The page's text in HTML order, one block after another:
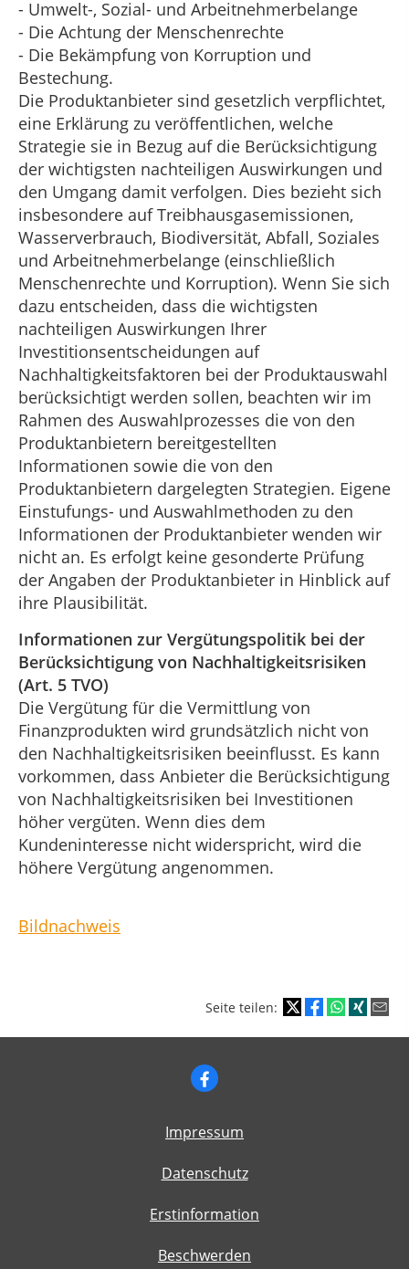
- Umwelt-, Sozial- und Arbeitnehmerbelange
- Die Achtung der Menschenrechte
- Die Bekämpfung von Korruption und
Bestechung.
Die Produktanbieter sind gesetzlich verpflichtet,
eine Erklärung zu veröffentlichen, welche
Strategie sie in Bezug auf die Berücksichtigung
der wichtigsten nachteiligen Auswirkungen und
den Umgang damit verfolgen. Dies bezieht sich
insbesondere auf Treibhausgasemissionen,
Wasserverbrauch, Biodiversität, Abfall, Soziales
und Arbeitnehmerbelange (einschließlich
Menschenrechte und Korruption). Wenn Sie sich
dazu entscheiden, dass die wichtigsten
nachteiligen Auswirkungen Ihrer
Investitionsentscheidungen auf
Nachhaltigkeitsfaktoren bei der Produktauswahl
berücksichtigt werden sollen, beachten wir im
Rahmen des Auswahlprozesses die von den
Produktanbietern bereitgestellten
Informationen sowie die von den
Produktanbietern dargelegten Strategien. Eigene
Einstufungs- und Auswahlmethoden zu den
Informationen der Produktanbieter wenden wir
nicht an. Es erfolgt keine gesonderte Prüfung
der Angaben der Produktanbieter in Hinblick auf
ihre Plausibilität.
Informationen zur Vergütungspolitik bei der
Berücksichtigung von Nachhaltigkeitsrisiken
(Art. 5 TVO)
Die Vergütung für die Vermittlung von
Finanzprodukten wird grundsätzlich nicht von
den Nachhaltigkeitsrisiken beeinflusst. Es kann
vorkommen, dass Anbieter die Berücksichtigung
von Nachhaltigkeitsrisiken bei Investitionen
höher vergüten. Wenn dies dem
Kundeninteresse nicht widerspricht, wird die
höhere Vergütung angenommen.
Bildnachweis
Seite teilen:
Impressum
Datenschutz
Erstinformation
Beschwerden